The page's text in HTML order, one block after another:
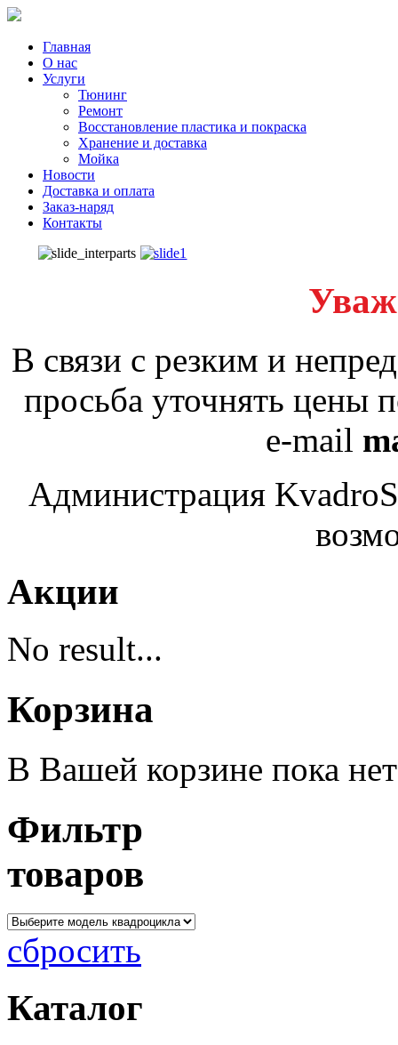
Главная
О нас
Услуги
Тюнинг
Ремонт
Восстановление пластика и покраска
Хранение и доставка
Мойка
Новости
Доставка и оплата
Заказ-наряд
Контакты
В связи с резким и
просьба уточнять цены
e-mail
Администрация
Акции
No result...
Корзина
В Вашей корзине пока
Фильтр
товаров
сбросить
Каталог